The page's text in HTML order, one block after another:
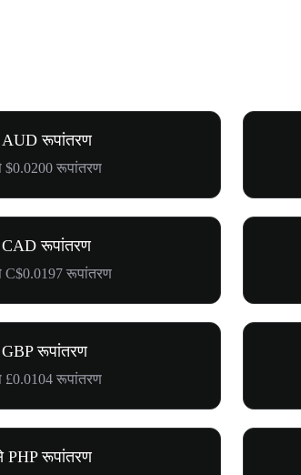
रूपांतरण
$0.0200 रूपांतरण
रूपांतरण
C$0.0197 रूपांतरण
रूपांतरण
£0.0104 रूपांतरण
रूपांतरण